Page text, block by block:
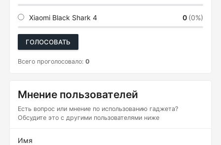
Xiaomi Black Shark 4 0 (0%)
ГОЛОСОВАТЬ
Всего проголосовало: 0
Мнение пользователей
Есть вопрос или мнение по использованию гаджета?
Обсудите это с другими пользователями ниже
Имя